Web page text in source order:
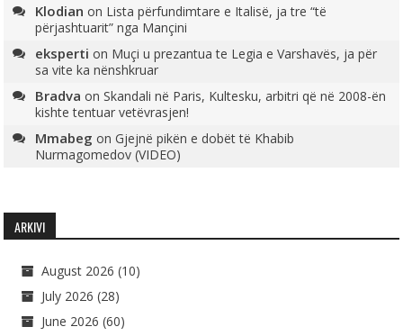
Klodian on Lista përfundimtare e Italisë, ja tre “të
përjashtuarit” nga Mançini
eksperti on Muçi u prezantua te Legia e Varshavës, ja për
sa vite ka nënshkruar
Bradva onSkandali në Paris, Kultesku, arbitri që në 2008-ën
kishte tentuar vetëvrasjen!
Mmabeg onGjejnë pikën e dobët të Khabib
Nurmagomedov (VIDEO)
ARKIVI
August 2026 (10)
July 2026 (28)
June 2026 (60)